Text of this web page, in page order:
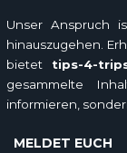
Unser Anspruch
hinauszugehen.
bietet tips-4-
gesammelte
informieren,
MELDET EUCH